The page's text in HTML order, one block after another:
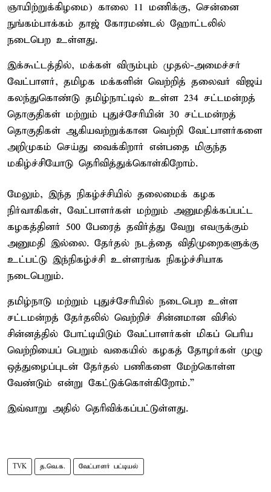
ஞாயிற்றுக்கிழமை) காலை 11 மணிக்கு, சென்னை
நுங்கம்பாக்கம் தாஜ் கோரமண்டல் ஹோட்டலில்
நடைபெற உள்ளது.
இக்கூட்டத்தில், மக்கள் விரும்பும் முதல்-அமைச்சர்
வேட்பாளர், தமிழக மக்களின் வெற்றித் தலைவர் விஜய்
கலந்துகொண்டு தமிழ்நாட்டில் உள்ள 234 சட்டமன்றத்
தொகுதிகள் மற்றும் புதுச்சேரியின் 30 சட்டமன்றத்
தொகுதிகள் ஆகியவற்றுக்கான வெற்றி வேட்பாளர்களை
அறிமுகம் செய்து வைக்கிறார் என்பதை மிகுந்த
மகிழ்ச்சியோடு தெரிவித்துக்கொள்கிறோம்.
மேலும், இ‌ந்‌‌த நிகழ்ச்சியில் தலைமைக் கழக
நிர்வாகிகள், வேட்பாளர்கள் மற்றும் அனுமதிக்கப்பட்ட
கழகத்தினர் 500 பேரைத் தவிர்த்து வேறு எவருக்கும்
அனுமதி இல்லை. தேர்தல் நடத்தை விதிமுறைகளுக்கு
உட்பட்டு இந்நிகழ்ச்சி உள்ளரங்க நிகழ்ச்சியாக
நடைபெறும்.
தமிழ்நாடு மற்றும் புதுச்சேரியில் நடைபெற உள்ள
சட்டமன்றத் தேர்தலில் வெற்றிச் சின்னமான விசில்
சின்னத்தில் போட்டியிடும் வேட்பாளர்கள் மிகப் பெரிய
வெற்றியைப் பெறும் வகையில் கழகத் தோழர்கள் முழு
ஒத்துழைப்புடன் தேர்தல் பணிகளை மேற்கொள்ள
வேண்டும் என்று கேட்டுக்கொள்கிறோம்.”
இவ்வாறு அதில் தெரிவிக்கப்பட்டுள்ளது.
TVK த.வெ.க. வேட்பாளர் பட்டியல்